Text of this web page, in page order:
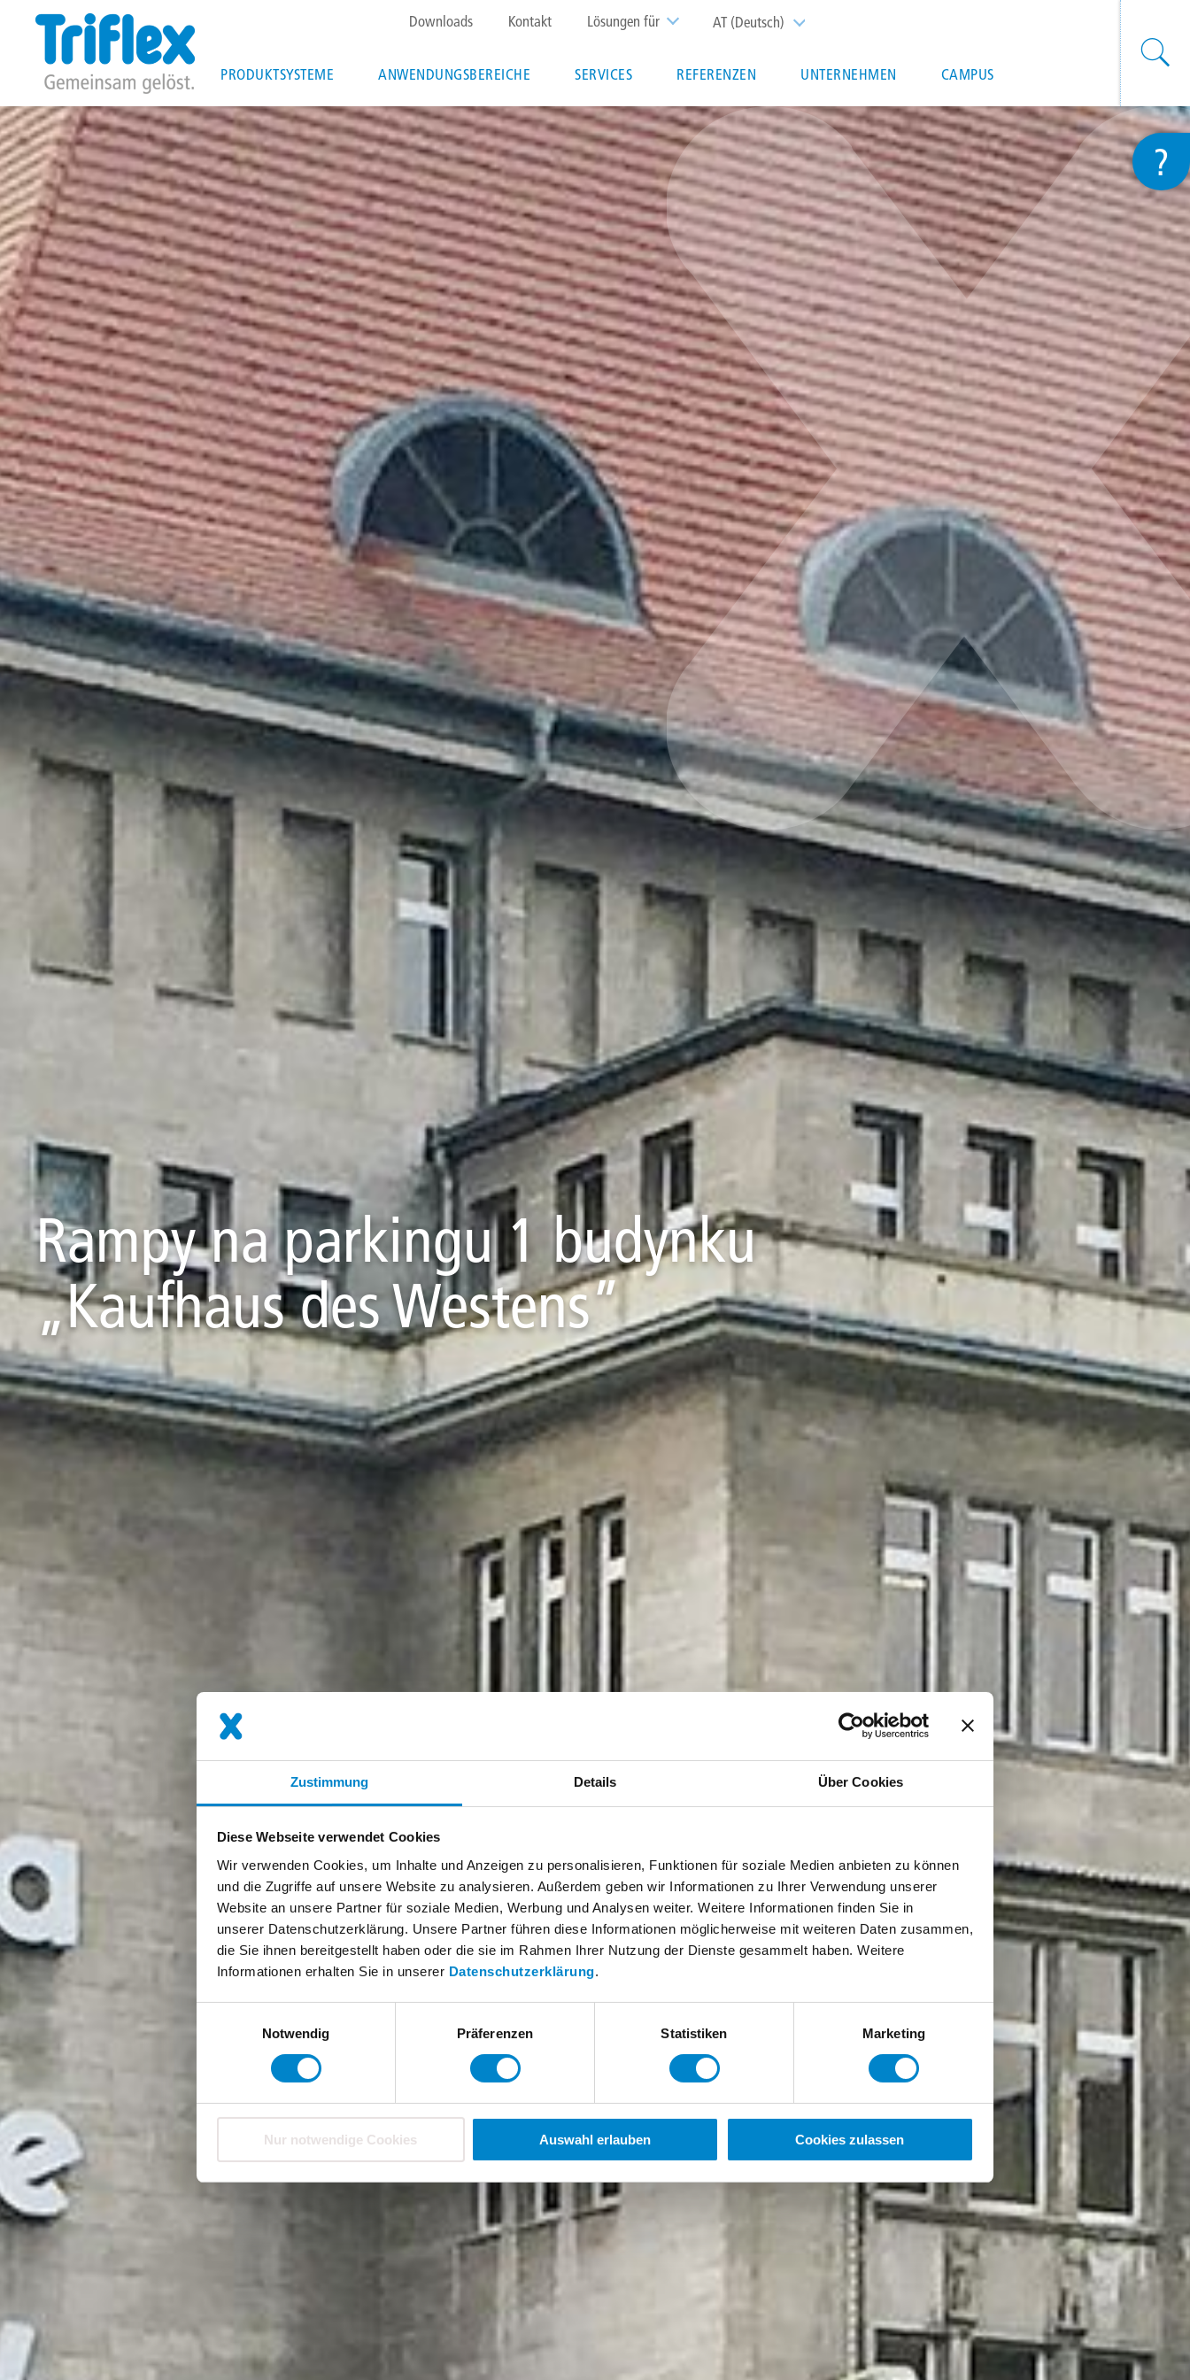
Zustimmung Details Über Cookies
Diese Webseite verwendet Cookies
Wir verwenden Cookies, um Inhalte und Anzeigen zu personalisieren, Funktionen für soziale Medien anbieten zu können
und die Zugriffe auf unsere Website zu analysieren. Außerdem geben wir Informationen zu Ihrer Verwendung unserer
Website an unsere Partner für soziale Medien, Werbung und Analysen weiter. Weitere Informationen finden Sie in
unserer Datenschutzerklärung. Unsere Partner führen diese Informationen möglicherweise mit weiteren Daten zusammen,
die Sie ihnen bereitgestellt haben oder die sie im Rahmen Ihrer Nutzung der Dienste gesammelt haben. Weitere
Informationen erhalten Sie in unserer Datenschutzerklärung.
Notwendig
Präferenzen Statistiken Marketing
Nur notwendige Cookies Auswahl erlauben Cookies zulassen
Direkt
zum
Inhalt
AT (Deutsch) List additional actions
Lösungen für
Top
menu
Downloads Kontakt
Main
navigation
PRODUKTSYSTEME ANWENDUNGSBEREICHE SERVICES REFERENZEN UNTERNEHMEN CAMPUS
Rampy na parkingu 1 budynku
„Kaufhaus des Westens”
?